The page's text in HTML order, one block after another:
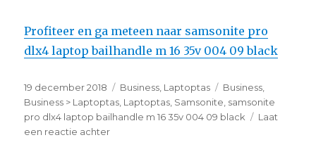
Profiteer en ga meteen naar samsonite pro
dlx4 laptop bailhandle m 16 35v 004 09 black
Geplaatst
op
19 december 2018 Categorieën
Business, Laptoptas Tags
Business,
Business > Laptoptas, Laptoptas, Samsonite, samsonite
pro dlx4 laptop bailhandle m 16 35v 004 09 black
Laat
een reactie achter